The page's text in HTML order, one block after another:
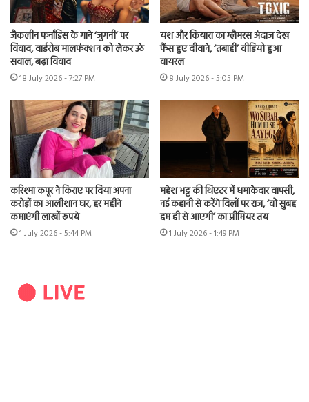
जैकलीन फर्नांडिस के गाने ‘जुगनी’ पर
विवाद, वार्डरोब मालफंक्शन को लेकर उठे
सवाल, बढ़ा विवाद
18 July 2026 - 7:27 PM
यश और कियारा का ग्लैमरस अंदाज देख
फैंस हुए दीवाने, ‘तबाही’ वीडियो हुआ
वायरल
8 July 2026 - 5:05 PM
करिश्मा कपूर ने किराए पर दिया अपना
करोड़ों का आलीशान घर, हर महीने
कमाएंगी लाखों रुपये
1 July 2026 - 5:44 PM
महेश भट्ट की थिएटर में धमाकेदार वापसी,
नई कहानी से करेंगे दिलों पर राज, ‘वो सुबह
हम ही से आएगी’ का प्रीमियर तय
1 July 2026 - 1:49 PM